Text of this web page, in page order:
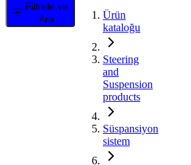
Filtrele ve
Ara
Ürün
kataloğu
Steering
and
Suspension
products
Süspansiyon
sistem